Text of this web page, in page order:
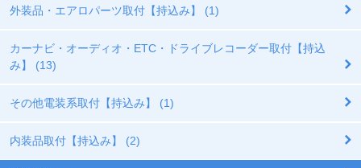
外装品・エアロパーツ取付【持込み】 (1)
カーナビ・オーディオ・ETC・ドライブレコーダー取付【持込
み】 (13)
その他電装系取付【持込み】 (1)
内装品取付【持込み】 (2)